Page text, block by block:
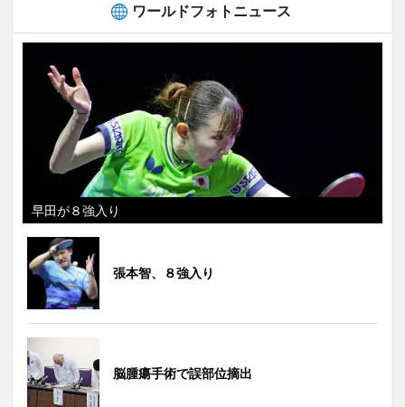
ワールドフォトニュース
早田が８強入り
張本智、８強入り
脳腫瘍手術で誤部位摘出